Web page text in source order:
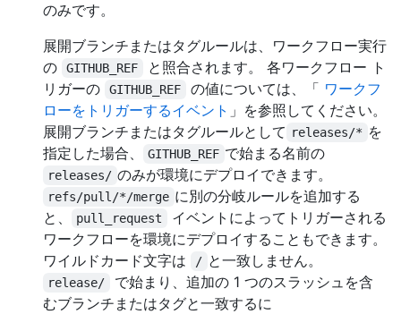
のみです。
展開ブランチまたはタグルールは、ワークフロー実行
の
GITHUB_REF
と照合されます。 各ワークフロー ト
リガーの
GITHUB_REF の値については、「 ワークフ
ローをトリガーするイベント 」を参照してください。
展開ブランチまたはタグルールとして releases/* を
指定した場合、
GITHUB_REF で始まる名前の
releases/ のみが環境にデプロイできます。
refs/pull/*/merge に別の分岐ルールを追加する
と、
pull_request
イベントによってトリガーされる
ワークフローを環境にデプロイすることもできます。
ワイルドカード文字は
/ と一致しません。
release/
で始まり、追加の 1 つのスラッシュを含
むブランチまたはタグと一致するに